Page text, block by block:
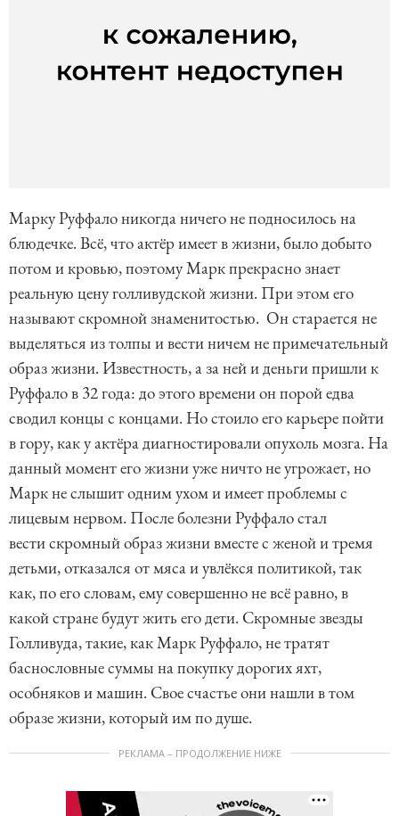
Марку Руффало никогда ничего не подносилось на
блюдечке. Всё, что актёр имеет в жизни, было добыто
потом и кровью, поэтому Марк прекрасно знает
реальную цену голливудской жизни. При этом его
называют скромной знаменитостью. Он старается не
выделяться из толпы и вести ничем не примечательный
образ жизни. Известность, а за ней и деньги пришли к
Руффало в 32 года: до этого времени он порой едва
сводил концы с концами. Но стоило его карьере пойти
в гору, как у актёра диагностировали опухоль мозга. На
данный момент его жизни уже ничто не угрожает, но
Марк не слышит одним ухом и имеет проблемы с
лицевым нервом. После болезни Руффало стал
вести скромный образ жизни вместе с женой и тремя
детьми, отказался от мяса и увлёкся политикой, так
как, по его словам, ему совершенно не всё равно, в
какой стране будут жить его дети. Скромные звезды
Голливуда, такие, как Марк Руффало, не тратят
баснословные суммы на покупку дорогих яхт,
особняков и машин. Свое счастье они нашли в том
образе жизни, который им по душе.
РЕКЛАМА – ПРОДОЛЖЕНИЕ НИЖЕ